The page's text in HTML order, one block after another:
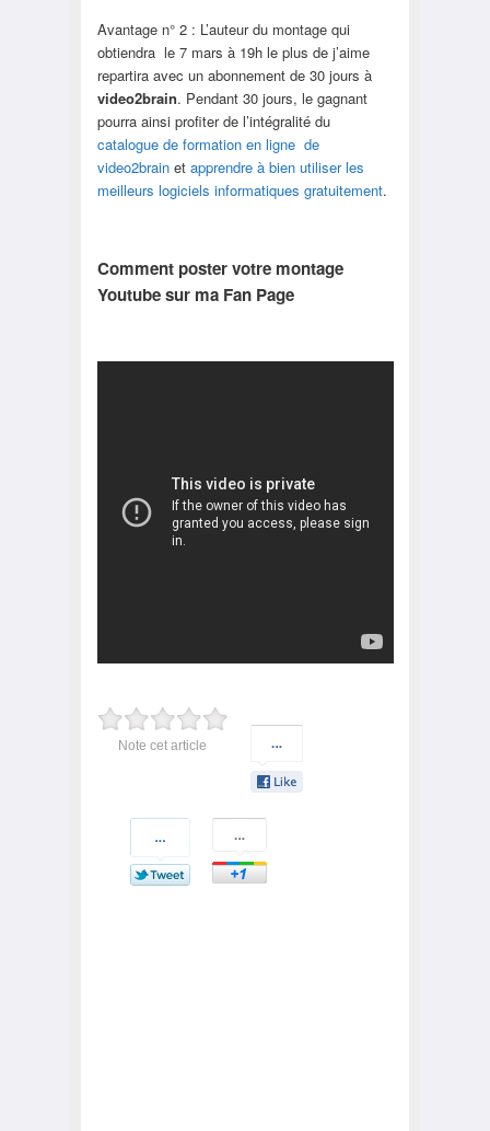
Avantage n° 2 : L’auteur du montage qui
obtiendra le 7 mars à 19h le plus de j’aime
repartira avec un abonnement de 30 jours à
video2brain. Pendant 30 jours, le gagnant
pourra ainsi profiter de l’intégralité du
catalogue de formation en ligne de
video2brainet apprendre à bien utiliser les
meilleurs logiciels informatiques gratuitement.
Comment poster votre montage
Youtube sur ma Fan Page
Note cet article